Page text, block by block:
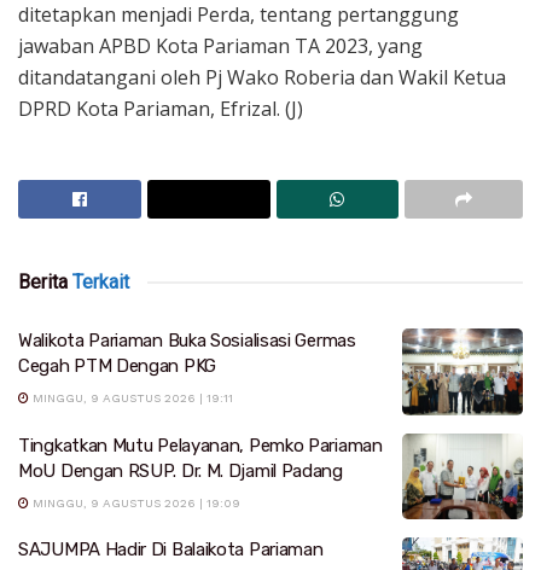
ditetapkan menjadi Perda, tentang pertanggung
jawaban APBD Kota Pariaman TA 2023, yang
ditandatangani oleh Pj Wako Roberia dan Wakil Ketua
DPRD Kota Pariaman, Efrizal. (J)
Berita Terkait
Walikota Pariaman Buka Sosialisasi Germas
Cegah PTM Dengan PKG
MINGGU, 9 AGUSTUS 2026 | 19:11
Tingkatkan Mutu Pelayanan, Pemko Pariaman
MoU Dengan RSUP. Dr. M. Djamil Padang
MINGGU, 9 AGUSTUS 2026 | 19:09
SAJUMPA Hadir Di Balaikota Pariaman